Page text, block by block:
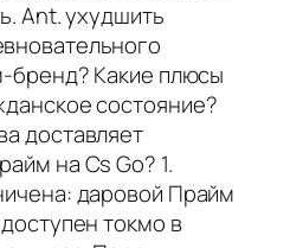
Ant. ухудшить
бренд? Какие плюсы
состояние?
доставляет
на Cs Go? 1.
даровой Прайм
токмо в